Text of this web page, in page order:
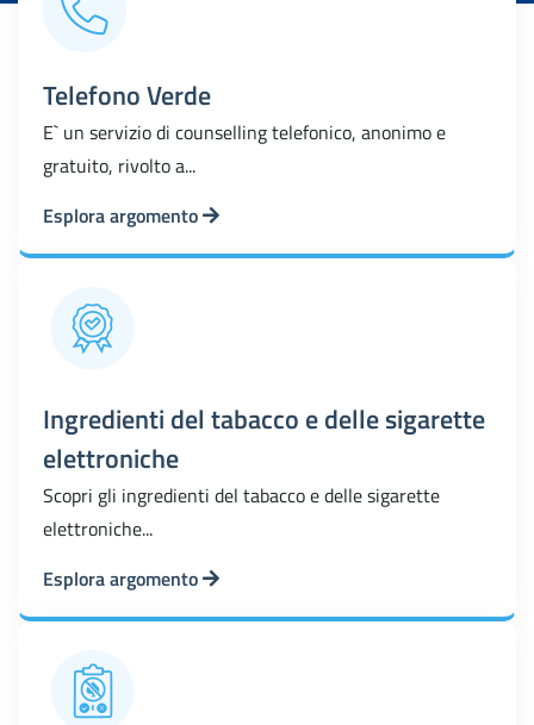
Telefono Verde
E` un servizio di counselling telefonico, anonimo e
gratuito, rivolto a...
Esplora argomento
Ingredienti del tabacco e delle sigarette
elettroniche
Scopri gli ingredienti del tabacco e delle sigarette
elettroniche...
Esplora argomento